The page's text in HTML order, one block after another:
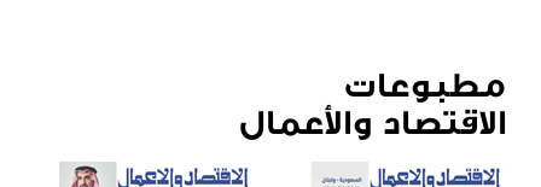
مطبوعات
الاقتصاد والأعمال